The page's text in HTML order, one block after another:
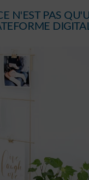
N'EST PAS